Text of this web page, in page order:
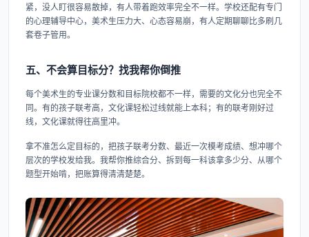
紧，没人盯很容易散掉，有人带着跑效率完全不一样。学校还配有专门
的心理辅导中心，美术生压力大、心态容易崩，有人定期聊聊比多刷几
套卷子管用。
五、不会算目标分？找我帮你倒推
每个美术生的专业课分数和目标院校都不一样，需要的文化分也完全不
同。有的孩子联考高，文化课轻松过线就能上本科；有的联考刚好过
线，文化课就得往高里冲。
拿不准怎么定目标的，把孩子联考分数、最近一次模考成绩、想冲哪个
层次的学校发给我。我帮你推综合分、拆到每一科该拿多少分、从哪个
题型开始啃，把账算得清清楚楚。